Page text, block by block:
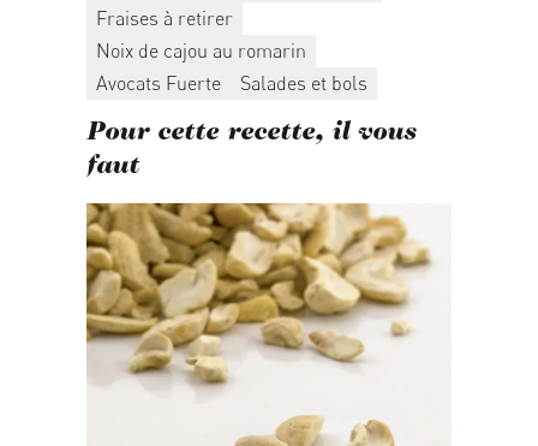
Fraises à retirer
Noix de cajou au romarin
Avocats Fuerte
Salades et bols
Pour cette recette, il vous
faut